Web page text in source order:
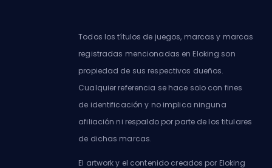
Todos los títulos de juegos, marcas y marcas
registradas mencionadas en Eloking son
propiedad de sus respectivos dueños.
Cualquier referencia se hace solo con fines
de identificación y no implica ninguna
afiliación ni respaldo por parte de los titulares
de dichas marcas.
El artwork y el contenido creados por Eloking